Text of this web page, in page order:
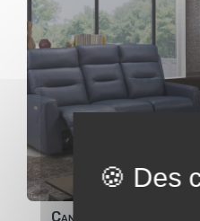
Canapé Estella 3pl dt